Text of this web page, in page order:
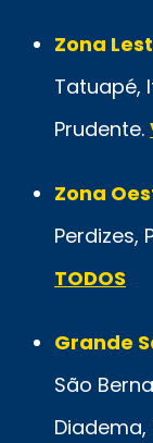
Zona
Tatuapé,
Prudente.
Zona
Perdizes,
TODOS
Grande
São